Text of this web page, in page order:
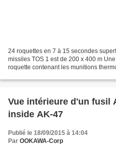
24 roquettes en 7 à 15 secondes
missiles TOS 1 est de 200 x 400 m
roquette contenant les munitions
Vue intérieure d'un fusil
inside AK-47
Publié le 18/09/2015 à 14:04
Par OOKAWA-Corp